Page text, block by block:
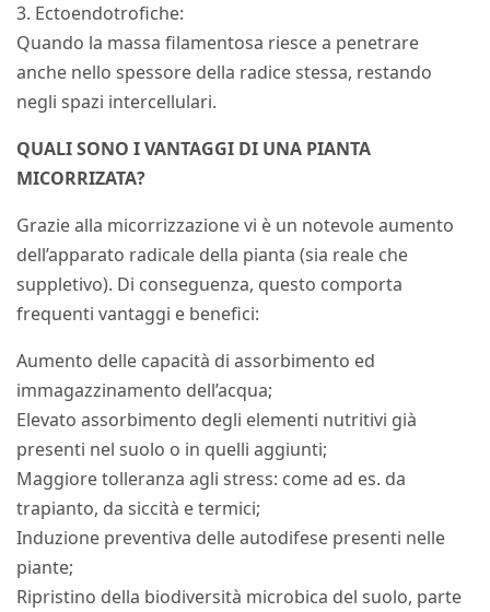
3. Ectoendotrofiche:
Quando la massa filamentosa riesce a penetrare
anche nello spessore della radice stessa, restando
negli spazi intercellulari.
QUALI SONO I VANTAGGI DI UNA PIANTA
MICORRIZATA?
Grazie alla micorrizzazione vi è un notevole aumento
dell’apparato radicale della pianta (sia reale che
suppletivo). Di conseguenza, questo comporta
frequenti vantaggi e benefici:
Aumento delle capacità di assorbimento ed
immagazzinamento dell’acqua;
Elevato assorbimento degli elementi nutritivi già
presenti nel suolo o in quelli aggiunti;
Maggiore tolleranza agli stress: come ad es. da
trapianto, da siccità e termici;
Induzione preventiva delle autodifese presenti nelle
piante;
Ripristino della biodiversità microbica del suolo, parte